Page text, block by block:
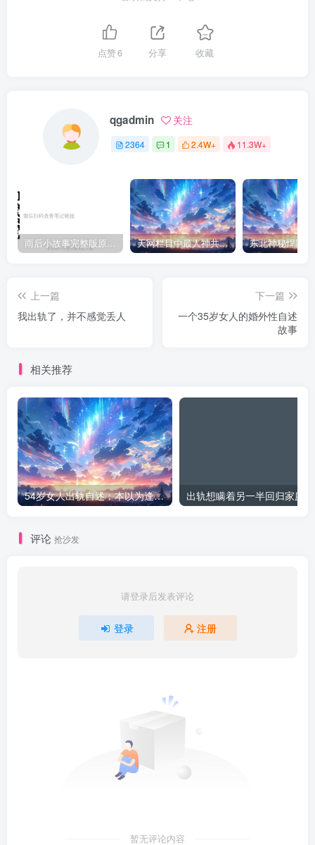
点赞6 分享 收藏
qgadmin 关注
2364 1 2.4W+ 11.3W+
雨后小故事完整版原片动态图（图+文字解说版） 天网栏目中最人神共愤的一期《消失的夫妻》
上一篇
我出轨了，并不感觉丢人
下一篇
一个35岁女人的婚外性自述
故事
相关推荐
54岁女人出轨自述：本以为逢场作戏
评论 抢沙发
请登录后发表评论
登录 注册
暂无评论内容